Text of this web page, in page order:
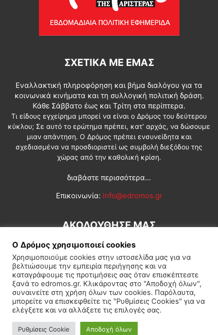
ΣΧΕΤΙΚΆ ΜΕ ΕΜΆΣ
Εναλλακτική πληροφόρηση και βήμα διαλόγου για τα
κοινωνικά κινήματα και τη συλλογική πολιτική δράση.
Κάθε Σάββατο έως και Τρίτη στα περίπτερα.
Τι είδους εγχείρημα μπορεί να είναι ο Δρόμος του δεύτερου
κύκλου; Σε αυτό το ερώτημα πρέπει, κατ’ αρχάς, να δώσουμε
μιαν απάντηση. Ο Δρόμος πρέπει ενσυνείδητα και
σχεδιασμένα να προσδιοριστεί ως συμβολή διεξόδου της
χώρας από την καθολική κρίση.
διαβάστε περισσότερα...
Επικοινωνία: info@edromos.gr
ΑΚΟΛΟΥΘΗΣΕ ΜΑΣ
Εγγραφή συνδρομητή Πολιτική Διεθνή Κοινωνία
Πολιτισμός Αφιερώματα
Ο Δρόμος χρησιμοποιεί cookies
Χρησιμοποιούμε cookies στην ιστοσελίδα μας για να
βελτιώσουμε την εμπειρία περιήγησης και να
καταγράφουμε τις προτιμήσεις σας όταν επισκέπτεστε
ξανά το edromos.gr. Κλικάροντας στο "Αποδοχή όλων",
συναινείτε στη χρήση όλων των cookies. Παρόλαυτα,
μπορείτε να επισκεφθείτε τις "Ρυθμίσεις Cookies" για να
ελέγξετε και να αλλάξετε τις επιλογές σας.
Ρυθμίσεις Cookie Αποδοχή όλων